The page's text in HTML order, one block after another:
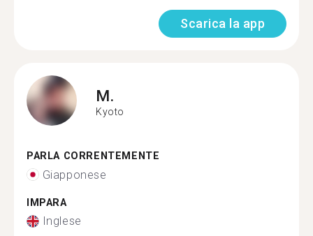
Scarica la app
M.
Kyoto
PARLA CORRENTEMENTE
Giapponese
IMPARA
Inglese